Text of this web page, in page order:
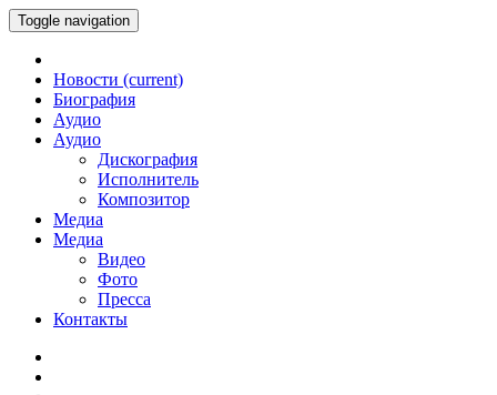
Toggle navigation
Новости (current)
Биография
Аудио
Аудио
Дискография
Исполнитель
Композитор
Медиа
Медиа
Видео
Фото
Пресса
Контакты